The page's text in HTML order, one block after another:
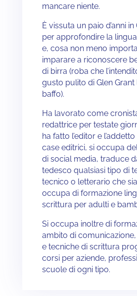
mancare niente.
È vissuta un paio d’anni in
per approfondire la
e, cosa non meno
imparare a riconoscere
di birra (roba che
gusto pulito di Glen Grant
baffo).
Ha lavorato come
redattrice per testate
ha fatto l’editor e
case editrici, si occupa
di social media, traduce
tedesco qualsiasi tipo di
tecnico o letterario che
occupa di formazione
scrittura per adulti e
Si occupa inoltre di
ambito di
e tecniche di scrittura
corsi per aziende,
scuole di ogni tipo.